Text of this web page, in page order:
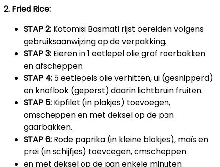
2. Fried Rice:
STAP 2: Kotomisi Basmati rijst bereiden volgens
gebruiksaanwijzing op de verpakking.
STAP 3: Eieren in 1 eetlepel olie grof roerbakken
en afscheppen.
STAP 4: 5 eetlepels olie verhitten, ui (gesnipperd)
en knoflook (geperst) daarin lichtbruin fruiten.
STAP 5: Kipfilet (in plakjes) toevoegen,
omscheppen en met deksel op de pan
gaarbakken.
STAP 6: Rode paprika (in kleine blokjes), maïs en
prei (in schijfjes) toevoegen, omscheppen
en met deksel op de pan enkele minuten